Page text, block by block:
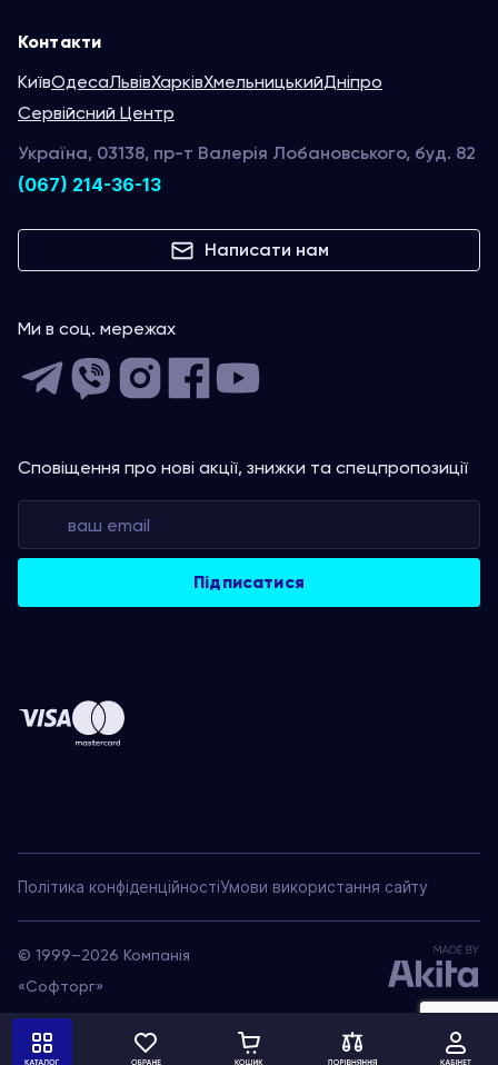
Контакти
КиївОдесаЛьвівХарківХмельницькийДніпро
Сервійсний Центр
Україна, 03138, пр-т Валерія Лобановського, буд. 82
(067) 214-36-13
Написати нам
Ми в соц. мережах
Сповіщення про нові акції, знижки та спецпропозиції
© 1999–2026 Компанія
«Софторг»
Політика конфіденційностіУмови використання сайту